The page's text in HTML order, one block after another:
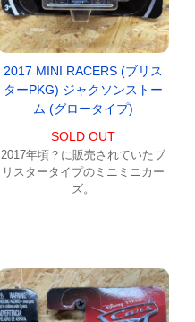
2017 MINI RACERS (ブリス
ターPKG) ジャクソンストー
ム (グロータイプ)
SOLD OUT
2017年頃？に販売されていたブ
リスタータイプのミニミニカー
ズ。